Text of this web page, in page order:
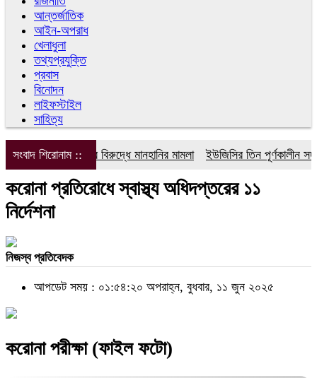
আন্তর্জাতিক
আইন-অপরাধ
খেলাধুলা
তথ্যপ্রযুক্তি
প্রবাস
বিনোদন
লাইফস্টাইল
সাহিত্য
সংবাদ শিরোনাম ::
ডিপজলের বিরুদ্ধে মানহানির মামলা ইউজিসির তিন পূর্ণকালীন
করোনা প্রতিরোধে স্বাস্থ্য অধিদপ্তরের ১১
নির্দেশনা
নিজস্ব প্রতিবেদক
আপডেট সময় : ০১:৫৪:২০ অপরাহ্ন, বুধবার, ১১ জুন ২০২৫
করোনা পরীক্ষা (ফাইল ফটো)